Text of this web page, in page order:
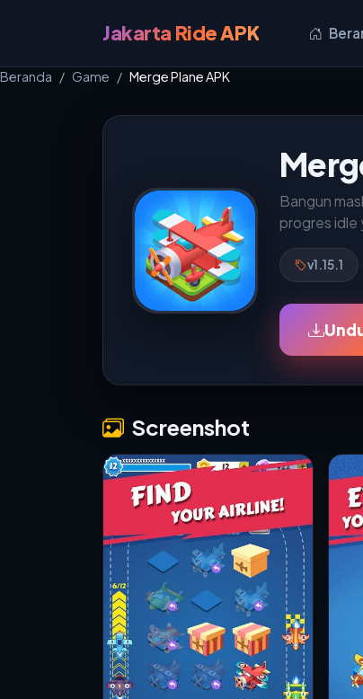
Jakarta Ride APK
Beranda Game Merge Plane APK
Bangun
progres idle
v1.15.1
Screenshot